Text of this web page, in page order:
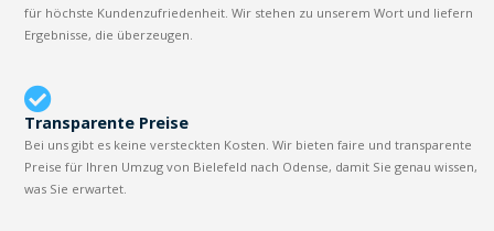
für höchste Kundenzufriedenheit. Wir stehen zu unserem Wort und liefern
Ergebnisse, die überzeugen.
Transparente Preise
Bei uns gibt es keine versteckten Kosten. Wir bieten faire und transparente
Preise für Ihren Umzug von Bielefeld nach Odense, damit Sie genau wissen,
was Sie erwartet.